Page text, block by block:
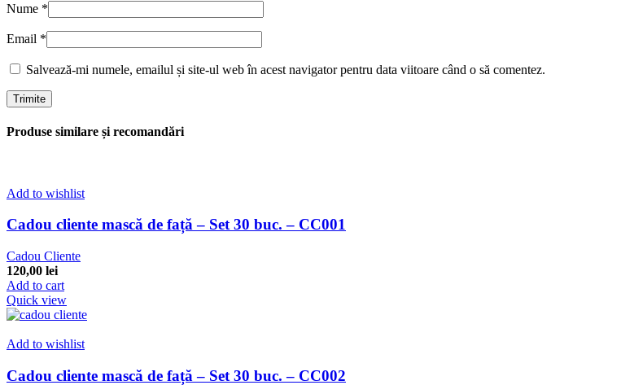
Nume *
Email *
Salvează-mi numele, emailul și site-ul web în acest navigator pentru data viitoare când o să comentez.
Produse similare și recomandări
Add to wishlist
Cadou cliente mască de față – Set 30 buc. – CC001
Cadou Cliente
120,00 lei
Add to cart
Quick view
Add to wishlist
Cadou cliente mască de față – Set 30 buc. – CC002